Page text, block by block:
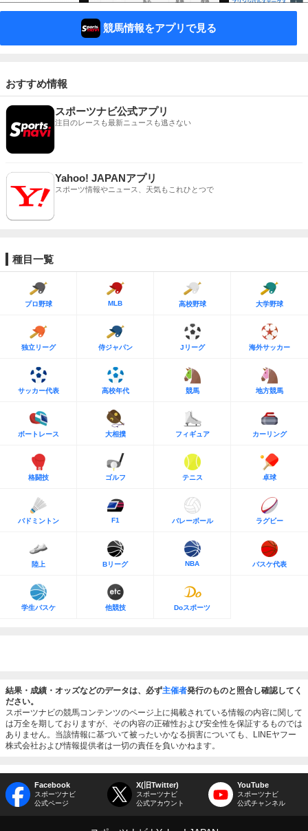
競馬情報をアプリで見る
おすすめ情報
スポーツナビ公式アプリ
注目のレースも最新ニュースも逃さない
Yahoo! JAPANアプリ
スポーツ情報やニュース、天気もこれひとつで
種目一覧
プロ野球 MLB 高校野球 大学野球
独立リーグ 侍ジャパン Jリーグ 海外サッカー
サッカー代表 高校年代 競馬 地方競馬
ボートレース 大相撲 フィギュア カーリング
格闘技 ゴルフ テニス 卓球
バドミントン F1 バレーボール ラグビー
陸上 Bリーグ NBA バスケ代表
学生バスケ 他競技 Doスポーツ
結果・成績・オッズなどのデータは、必ず主催者発行のものと照合し確認してく
ださい。
スポーツナビの競馬コンテンツのページ上に掲載されている情報の内容に関して
は万全を期しておりますが、その内容の正確性および安全性を保証するものでは
ありません。当該情報に基づいて被ったいかなる損害についても、LINEヤフー
株式会社および情報提供者は一切の責任を負いかねます。
Facebook
スポーツナビ
公式ページ
X(旧Twitter)
スポーツナビ
公式アカウント
YouTube
スポーツナビ
公式チャンネル